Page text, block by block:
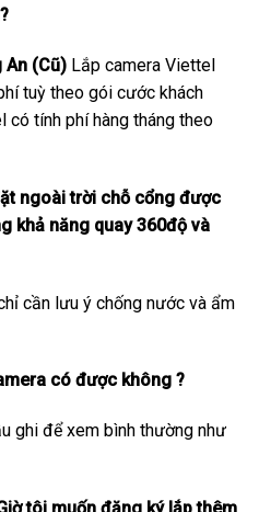
An (Cũ) Lắp camera Viettel
tuỳ theo gói cước khách
có tính phí hàng tháng theo
ngoài trời chỗ cổng được
khả năng quay 360độ và
cần lưu ý chống nước và ẩm
có được không ?
ghi để xem bình thường như